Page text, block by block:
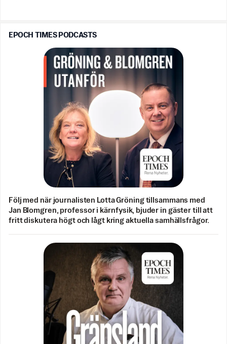
EPOCH TIMES PODCASTS
Följ med när journalisten Lotta Gröning tillsammans med
Jan Blomgren, professor i kärnfysik, bjuder in gäster till att
fritt diskutera högt och lågt kring aktuella samhällsfrågor.